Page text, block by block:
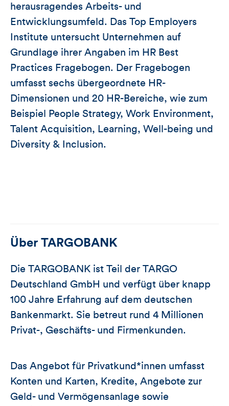
herausragendes Arbeits- und
Entwicklungsumfeld. Das Top Employers
Institute untersucht Unternehmen auf
Grundlage ihrer Angaben im HR Best
Practices Fragebogen. Der Fragebogen
umfasst sechs übergeordnete HR-
Dimensionen und 20 HR-Bereiche, wie zum
Beispiel People Strategy, Work Environment,
Talent Acquisition, Learning, Well-being und
Diversity & Inclusion.
Über TARGOBANK
Die TARGOBANK ist Teil der TARGO
Deutschland GmbH und verfügt über knapp
100 Jahre Erfahrung auf dem deutschen
Bankenmarkt. Sie betreut rund 4 Millionen
Privat-, Geschäfts- und Firmenkunden.
Das Angebot für Privatkund*innen umfasst
Konten und Karten, Kredite, Angebote zur
Geld- und Vermögensanlage sowie